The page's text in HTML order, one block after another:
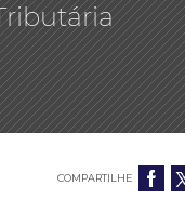
COMPARTILHE